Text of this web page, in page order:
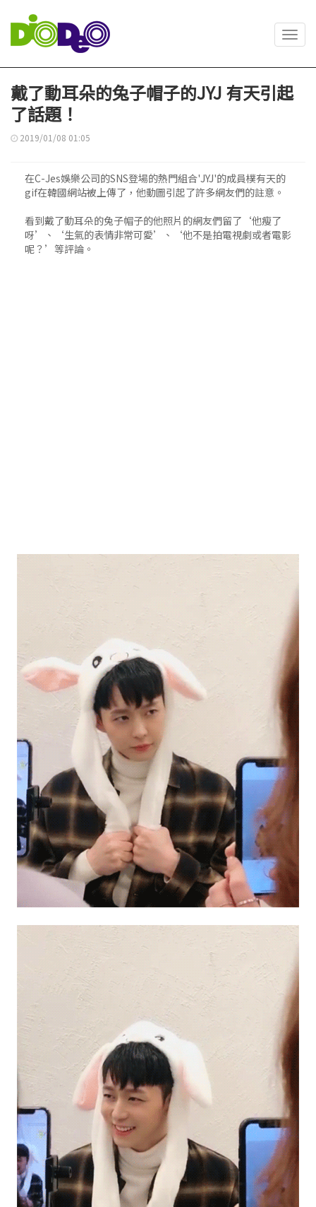
戴了動耳朵的兔子帽子的JYJ 有天引起
了話題！
2019/01/08 01:05
在C-Jes娛樂公司的SNS登場的熱門組合'JYJ'的成員樸有天的
gif在韓國網站被上傳了，他動圖引起了許多網友們的註意。
看到戴了動耳朵的兔子帽子的他照片的網友們留了‘他瘦了
呀’、‘生氣的表情非常可愛’、‘他不是拍電視劇或者電影
呢？’等評論。